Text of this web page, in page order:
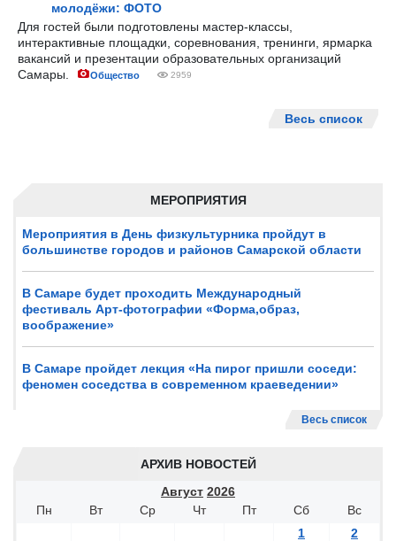
МЕРОПРИЯТИЯ
Мероприятия в День физкультурника пройдут в
большинстве городов и районов Самарской области
В Самаре будет проходить Международный
фестиваль Арт-фотографии «Форма,образ,
воображение»
В Самаре пройдет лекция «На пирог пришли соседи:
феномен соседства в современном краеведении»
Весь список
АРХИВ НОВОСТЕЙ
Август 2026
Пн
Вт Ср Чт Пт Сб
Вс
1
2
молодёжи: ФОТО
Для гостей были подготовлены мастер-классы,
интерактивные площадки, соревнования, тренинги, ярмарка
вакансий и презентации образовательных организаций
Самары.
Общество 2959
Весь список